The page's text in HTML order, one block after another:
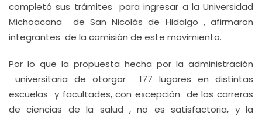
completó sus trámites para ingresar a la Universidad
Michoacana de San Nicolás de Hidalgo , afirmaron
integrantes de la comisión de este movimiento.
Por lo que la propuesta hecha por la administración
universitaria de otorgar 177 lugares en distintas
escuelas y facultades, con excepción de las carreras
de ciencias de la salud , no es satisfactoria, y la